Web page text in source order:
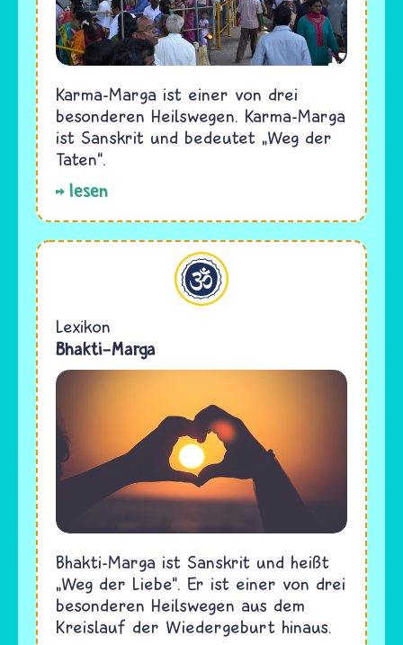
Karma-Marga ist einer von drei
besonderen Heilswegen. Karma-Marga
ist Sanskrit und bedeutet „Weg der
Taten“.
lesen
Hinduismus
Lexikon
Bhakti-Marga
Bhakti-Marga ist Sanskrit und heißt
„Weg der Liebe“. Er ist einer von drei
besonderen Heilswegen aus dem
Kreislauf der Wiedergeburt hinaus.